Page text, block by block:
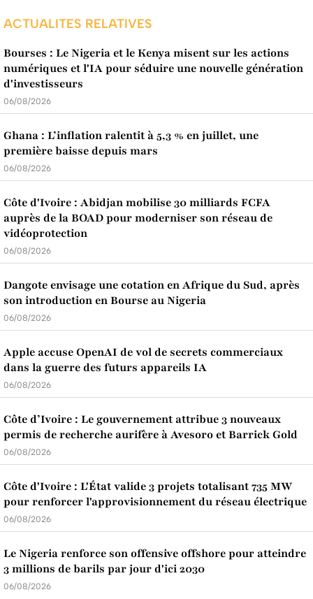
ACTUALITES RELATIVES
Bourses : Le Nigeria et le Kenya misent sur les actions
numériques et l'IA pour séduire une nouvelle génération
d'investisseurs
06/08/2026
Ghana : L’inflation ralentit à 5,3 % en juillet, une
première baisse depuis mars
06/08/2026
Côte d'Ivoire : Abidjan mobilise 30 milliards FCFA
auprès de la BOAD pour moderniser son réseau de
vidéoprotection
06/08/2026
Dangote envisage une cotation en Afrique du Sud, après
son introduction en Bourse au Nigeria
06/08/2026
Apple accuse OpenAI de vol de secrets commerciaux
dans la guerre des futurs appareils IA
06/08/2026
Côte d’Ivoire : Le gouvernement attribue 3 nouveaux
permis de recherche aurifère à Avesoro et Barrick Gold
06/08/2026
Côte d'Ivoire : L'État valide 3 projets totalisant 735 MW
pour renforcer l'approvisionnement du réseau électrique
06/08/2026
Le Nigeria renforce son offensive offshore pour atteindre
3 millions de barils par jour d'ici 2030
06/08/2026